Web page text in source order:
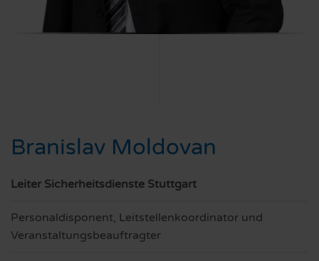
Branislav Moldovan
Leiter Sicherheitsdienste Stuttgart
Personaldisponent, Leitstellenkoordinator und
Veranstaltungsbeauftragter